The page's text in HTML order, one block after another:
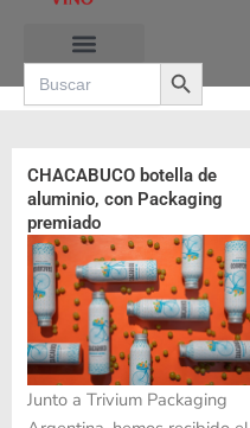
contenido
Search
for:
Search Button
CHACABUCO botella de
aluminio, con Packaging
premiado
Junto a Trivium Packaging